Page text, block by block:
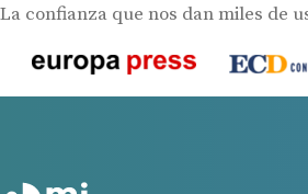
La confianza que nos dan miles de